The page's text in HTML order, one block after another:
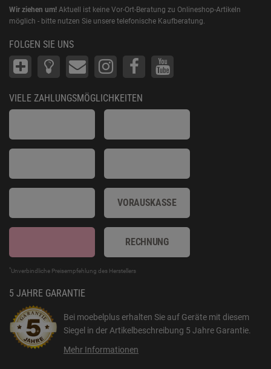
Wir ziehen um! Aktuell ist keine Vor-Ort-Beratung zu Onlineshop-Artikeln
möglich - bitte nutzen Sie unsere telefonische Kaufberatung.
FOLGEN SIE UNS
VIELE ZAHLUNGSMÖGLICHKEITEN
VORAUSKASSE
RECHNUNG
*Unverbindliche Preisempfehlung des Herstellers
5 JAHRE GARANTIE
Bei moebelplus erhalten Sie auf Geräte mit diesem
Siegel in der Artikelbeschreibung 5 Jahre Garantie.
Mehr Informationen